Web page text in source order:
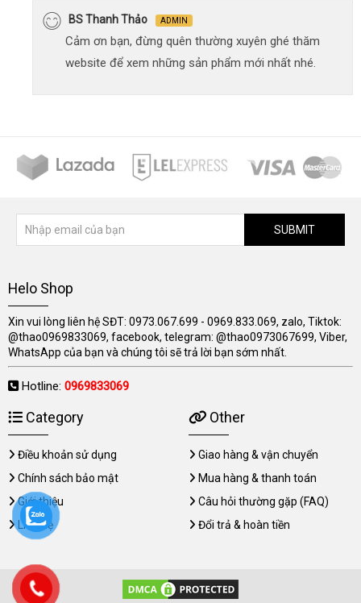
BS Thanh Thảo ADMIN
Cảm ơn bạn, đừng quên thường xuyên ghé thăm
website để xem những sản phẩm mới nhất nhé.
SUBMIT
Helo Shop
Xin vui lòng liên hệ SĐT: 0973.067.699 - 0969.833.069, zalo, Tiktok:
@thao0969833069, facebook, telegram: @thao0973067699, Viber,
WhatsApp của bạn và chúng tôi sẽ trả lời bạn sớm nhất.
Hotline: 0969833069
Category
Điều khoản sử dụng
Chính sách bảo mật
Giới thiệu
Liên hệ
Other
Giao hàng & vận chuyển
Mua hàng & thanh toán
Câu hỏi thường gặp (FAQ)
Đổi trả & hoàn tiền